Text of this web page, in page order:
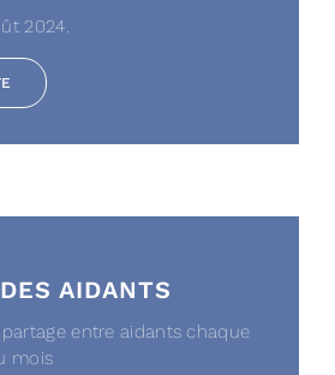
2024.
AIDANTS
entre aidants chaque
mois